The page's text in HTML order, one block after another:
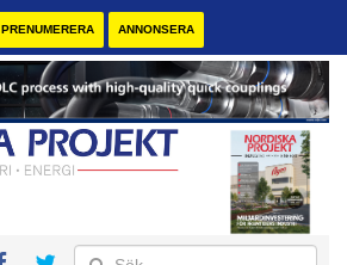
PRENUMERERA ANNONSERA